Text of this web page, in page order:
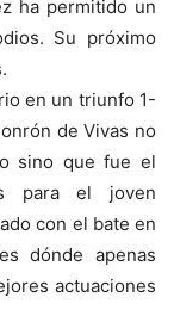
ha permitido un
Su próximo
en un triunfo 1-
de Vivas no
sino que fue el
para el joven
con el bate en
dónde apenas
actuaciones